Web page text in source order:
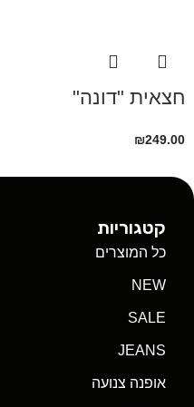
חצאית "דונה"
₪249.00
קטגוריות
כל המוצרים
NEW
SALE
JEANS
אופנה צנועה